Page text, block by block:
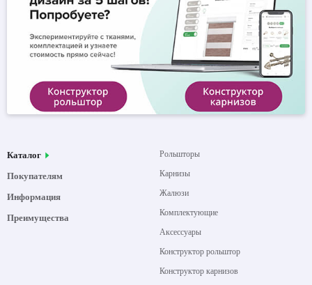
Каталог
Покупателям
Информация
Преимущества
Рольшторы
Карнизы
Жалюзи
Комплектующие
Аксессуары
Конструктор рольштор
Конструктор карнизов